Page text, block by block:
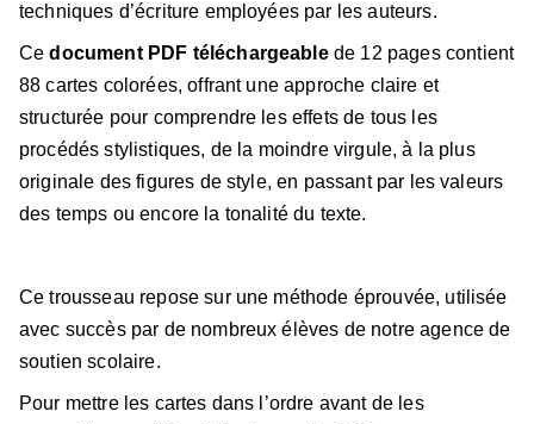
techniques d’écriture employées par les auteurs.
Cedocument PDF téléchargeablede 12 pages contient
88 cartes colorées, offrant une approche claire et
structurée pour comprendre les effets de tous les
procédés stylistiques, de la moindre virgule, à la plus
originale des figures de style, en passant par les valeurs
des temps ou encore la tonalité du texte.
Ce trousseau repose sur une méthode éprouvée, utilisée
avec succès par de nombreux élèves de notre agence de
soutien scolaire.
Pour mettre les cartes dans l’ordre avant de les